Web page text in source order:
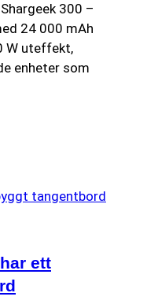
300 –
24 000 mAh
W uteffekt,
enheter som
ett